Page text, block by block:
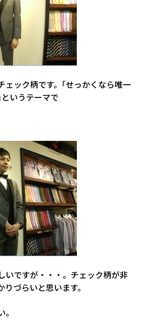
ェック柄です。｢せっかくなら唯一
いうテーマで
いですが・・・。チェック柄が非
づらいと思います。